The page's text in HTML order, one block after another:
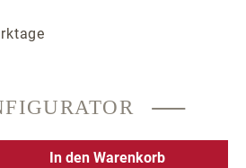
Gib den gewünschten
In den Warenkorb